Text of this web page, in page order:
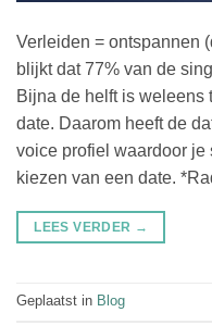
Verleiden = ontspannen
blijkt dat 77% van de
Bijna de helft is weleens
date. Daarom heeft de
voice profiel waardoor je
kiezen van een date.
LEES VERDER →
Geplaatst in Blog